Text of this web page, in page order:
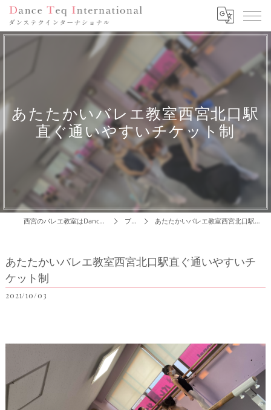
あたたかいバレエ教室西宮北口駅
直ぐ通いやすいチケット制
西宮のバレエ教室はDance Teq International ブログ あたたかいバレエ教室西宮北口駅直ぐ通いやすいチケット制
あたたかいバレエ教室西宮北口駅直ぐ通いやすいチ
ケット制
2021/10/03